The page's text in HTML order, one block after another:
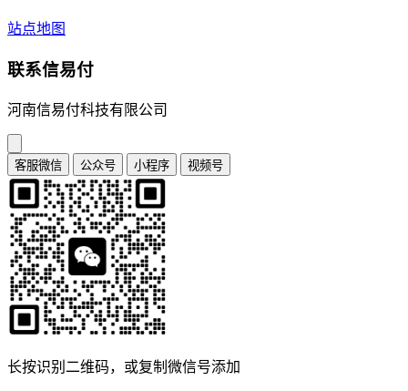
站点地图
联系信易付
河南信易付科技有限公司
客服微信 公众号 小程序 视频号
长按识别二维码，或复制微信号添加